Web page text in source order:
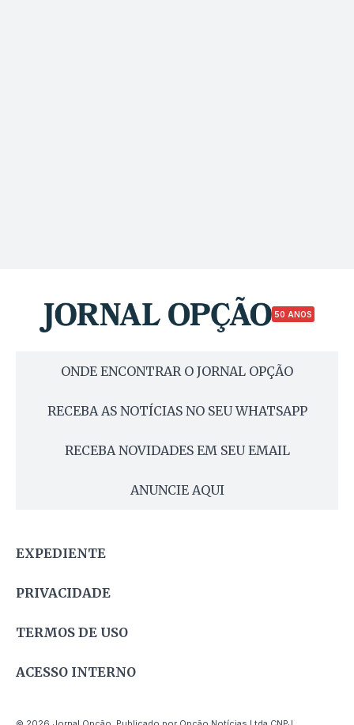
50 ANOS
ONDE ENCONTRAR O JORNAL OPÇÃO
RECEBA AS NOTÍCIAS NO SEU WHATSAPP
RECEBA NOVIDADES EM SEU EMAIL
ANUNCIE AQUI
EXPEDIENTE
PRIVACIDADE
TERMOS DE USO
ACESSO INTERNO